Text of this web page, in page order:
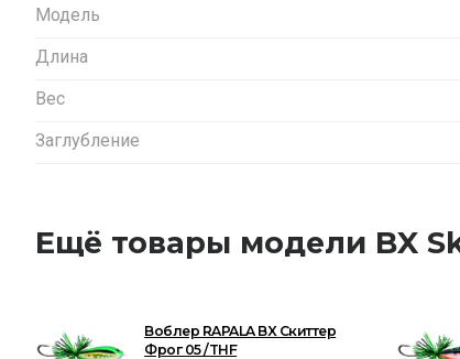
Модель
Длина
Вес
Заглубление
Ещё товары модели BX
Воблер RAPALA BX Скиттер
Фрог 05 /THF